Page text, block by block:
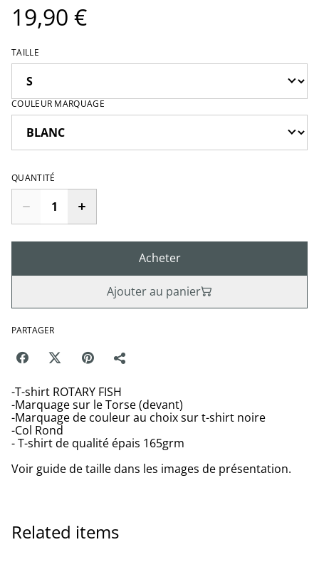
19,90 €
TAILLE
COULEUR MARQUAGE
QUANTITÉ
Acheter
Ajouter au panier
PARTAGER
-T-shirt ROTARY FISH
-Marquage sur le Torse (devant)
-Marquage de couleur au choix sur t-shirt noire
-Col Rond
- T-shirt de qualité épais 165grm
Voir guide de taille dans les images de présentation.
Related items